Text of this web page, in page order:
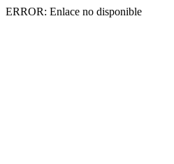
ERROR: Enlace no disponible